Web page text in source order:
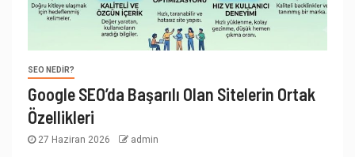
SEO NEDIR?
Google SEO’da Başarılı Olan Sitelerin Ortak
Özellikleri
27 Haziran 2026 admin